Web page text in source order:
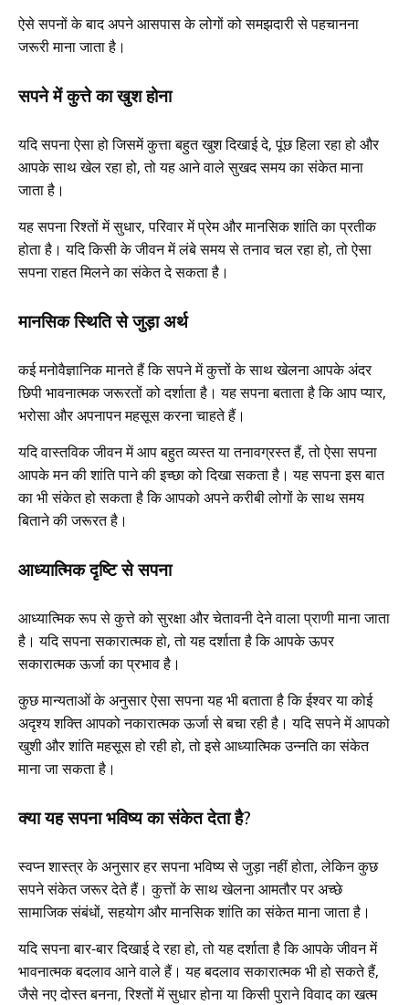
ऐसे सपनों के बाद अपने आसपास के लोगों को समझदारी से पहचानना
जरूरी माना जाता है।
सपने में कुत्ते का खुश होना
यदि सपना ऐसा हो जिसमें कुत्ता बहुत खुश दिखाई दे, पूंछ हिला रहा हो और
आपके साथ खेल रहा हो, तो यह आने वाले सुखद समय का संकेत माना
जाता है।
यह सपना रिश्तों में सुधार, परिवार में प्रेम और मानसिक शांति का प्रतीक
होता है। यदि किसी के जीवन में लंबे समय से तनाव चल रहा हो, तो ऐसा
सपना राहत मिलने का संकेत दे सकता है।
मानसिक स्थिति से जुड़ा अर्थ
कई मनोवैज्ञानिक मानते हैं कि सपने में कुत्तों के साथ खेलना आपके अंदर
छिपी भावनात्मक जरूरतों को दर्शाता है। यह सपना बताता है कि आप प्यार,
भरोसा और अपनापन महसूस करना चाहते हैं।
यदि वास्तविक जीवन में आप बहुत व्यस्त या तनावग्रस्त हैं, तो ऐसा सपना
आपके मन की शांति पाने की इच्छा को दिखा सकता है। यह सपना इस बात
का भी संकेत हो सकता है कि आपको अपने करीबी लोगों के साथ समय
बिताने की जरूरत है।
आध्यात्मिक दृष्टि से सपना
आध्यात्मिक रूप से कुत्ते को सुरक्षा और चेतावनी देने वाला प्राणी माना जाता
है। यदि सपना सकारात्मक हो, तो यह दर्शाता है कि आपके ऊपर
सकारात्मक ऊर्जा का प्रभाव है।
कुछ मान्यताओं के अनुसार ऐसा सपना यह भी बताता है कि ईश्वर या कोई
अदृश्य शक्ति आपको नकारात्मक ऊर्जा से बचा रही है। यदि सपने में आपको
खुशी और शांति महसूस हो रही हो, तो इसे आध्यात्मिक उन्नति का संकेत
माना जा सकता है।
क्या यह सपना भविष्य का संकेत देता है?
स्वप्न शास्त्र के अनुसार हर सपना भविष्य से जुड़ा नहीं होता, लेकिन कुछ
सपने संकेत जरूर देते हैं। कुत्तों के साथ खेलना आमतौर पर अच्छे
सामाजिक संबंधों, सहयोग और मानसिक शांति का संकेत माना जाता है।
यदि सपना बार-बार दिखाई दे रहा हो, तो यह दर्शाता है कि आपके जीवन में
भावनात्मक बदलाव आने वाले हैं। यह बदलाव सकारात्मक भी हो सकते हैं,
जैसे नए दोस्त बनना, रिश्तों में सुधार होना या किसी पुराने विवाद का खत्म